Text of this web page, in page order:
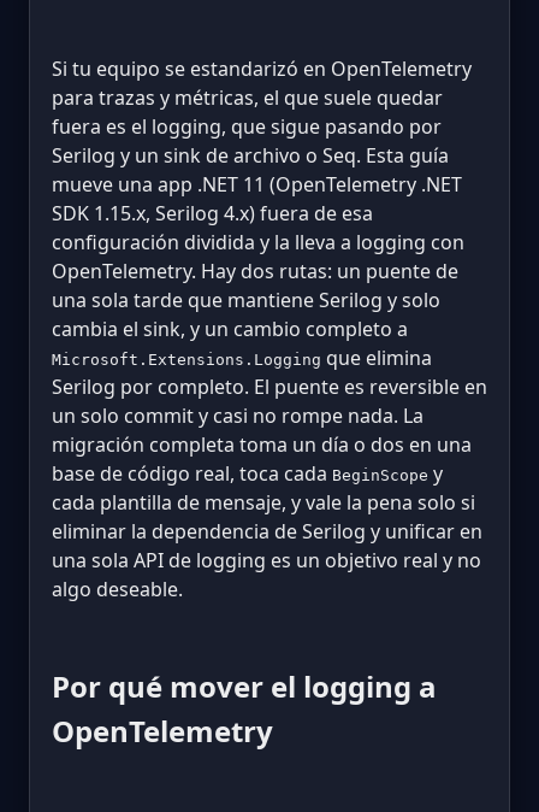
Si tu equipo se estandarizó en OpenTelemetry
para trazas y métricas, el que suele quedar
fuera es el logging, que sigue pasando por
Serilog y un sink de archivo o Seq. Esta guía
mueve una app .NET 11 (OpenTelemetry .NET
SDK 1.15.x, Serilog 4.x) fuera de esa
configuración dividida y la lleva a logging con
OpenTelemetry. Hay dos rutas: un puente de
una sola tarde que mantiene Serilog y solo
cambia el sink, y un cambio completo a
Microsoft.Extensions.Logging que elimina
Serilog por completo. El puente es reversible en
un solo commit y casi no rompe nada. La
migración completa toma un día o dos en una
base de código real, toca cada BeginScope y
cada plantilla de mensaje, y vale la pena solo si
eliminar la dependencia de Serilog y unificar en
una sola API de logging es un objetivo real y no
algo deseable.
Por qué mover el logging a
OpenTelemetry